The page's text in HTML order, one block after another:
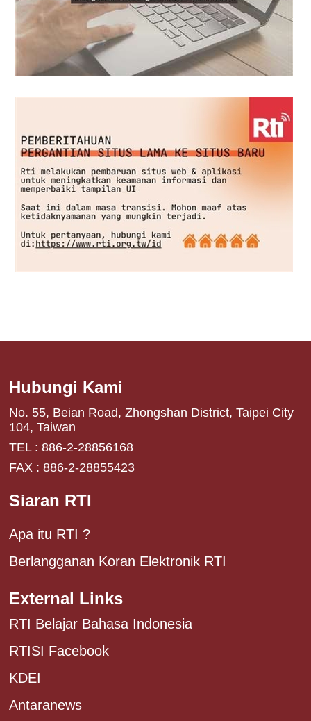
Hubungi Kami
No. 55, Beian Road, Zhongshan District, Taipei City
104, Taiwan
TEL : 886-2-28856168
FAX : 886-2-28855423
Siaran RTI
Apa itu RTI ?
Berlangganan Koran Elektronik RTI
External Links
RTI Belajar Bahasa Indonesia
RTISI Facebook
KDEI
Antaranews